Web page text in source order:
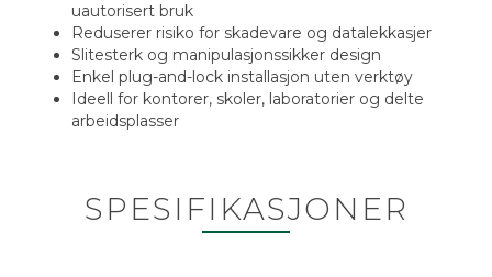
uautorisert bruk
Reduserer risiko for skadevare og datalekkasjer
Slitesterk og manipulasjonssikker design
Enkel plug-and-lock installasjon uten verktøy
Ideell for kontorer, skoler, laboratorier og delte
arbeidsplasser
SPESIFIKASJONER